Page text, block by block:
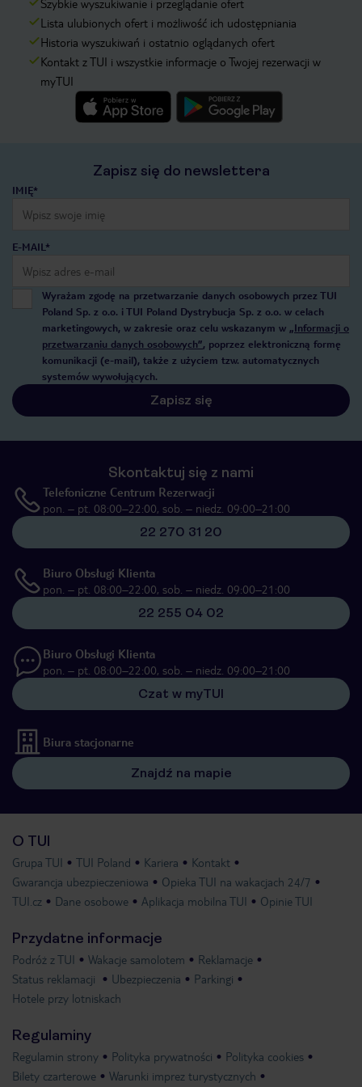
Szybkie wyszukiwanie i przeglądanie ofert
Lista ulubionych ofert i możliwość ich udostępniania
Historia wyszukiwań i ostatnio oglądanych ofert
Kontakt z TUI i wszystkie informacje o Twojej rezerwacji w
myTUI
Zapisz się do newslettera
IMIĘ*
E-MAIL*
Wyrażam zgodę na przetwarzanie danych osobowych przez TUI
Poland Sp. z o.o. i TUI Poland Dystrybucja Sp. z o.o. w celach
marketingowych, w zakresie oraz celu wskazanym w „Informacji o
przetwarzaniu danych osobowych”, poprzez elektroniczną formę
komunikacji (e-mail), także z użyciem tzw. automatycznych
systemów wywołujących.
Zapisz się
Skontaktuj się z nami
Telefoniczne Centrum Rezerwacji
pon. – pt. 08:00–22:00, sob. – niedz. 09:00–21:00
22 270 31 20
Biuro Obsługi Klienta
pon. – pt. 08:00–22:00, sob. – niedz. 09:00–21:00
22 255 04 02
Biuro Obsługi Klienta
pon. – pt. 08:00–22:00, sob. – niedz. 09:00–21:00
Czat w myTUI
Biura stacjonarne
Znajdź na mapie
O TUI
Grupa TUI TUI Poland Kariera
Kontakt
Gwarancja ubezpieczeniowa
Opieka TUI na wakacjach 24/7
TUI.cz
Dane osobowe Aplikacja mobilna TUI Opinie TUI
Przydatne informacje
Podróż z TUI Wakacje samolotem
Reklamacje
Status reklamacji
Ubezpieczenia
Parkingi
Hotele przy lotniskach
Regulaminy
Regulamin strony Polityka prywatności
Polityka cookies
Bilety czarterowe
Warunki imprez turystycznych